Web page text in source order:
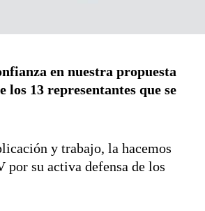
en nuestra propuesta
13 representantes que se
y trabajo, la hacemos
por su activa defensa de los